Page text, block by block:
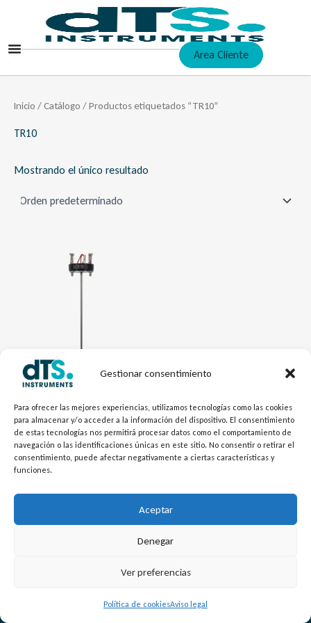
Gestionar consentimiento
Para ofrecer las mejores experiencias, utilizamos tecnologías como las cookies
para almacenar y/o acceder a la información del dispositivo. El consentimiento
de estas tecnologías nos permitirá procesar datos como el comportamiento de
navegación o las identificaciones únicas en este sitio. No consentir o retirar el
consentimiento, puede afectar negativamente a ciertas características y
funciones.
Aceptar
Denegar
Ver preferencias
Política de cookiesAviso legal
contenido
Area Cliente
Inicio /Catálogo / Productos etiquetados “TR10”
TR10
Mostrando el único resultado
Electrónica dTSTemp
RTD Unidad de Medida
Extraible TR10
L
i
n
u